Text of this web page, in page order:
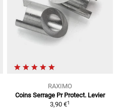
RAXIMO
Coins Serrage Pr Protect. Levier
3,90 €1